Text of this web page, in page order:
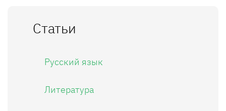
Статьи
Русский язык
Литература